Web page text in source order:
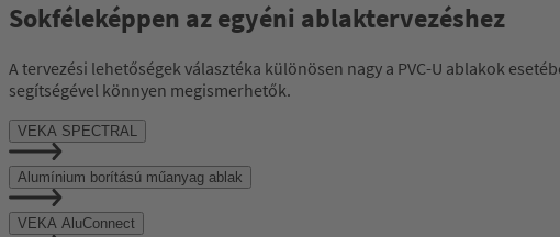
Sokféleképpen az egyéni ablaktervezéshez
A tervezési lehetőségek választéka különösen nagy a PVC-U ablakok
segítségével könnyen megismerhetők.
VEKA SPECTRAL
Alumínium borítású műanyag ablak
VEKA AluConnect